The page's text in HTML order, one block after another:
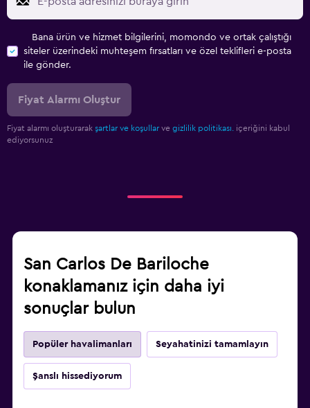
Bana ürün ve hizmet bilgilerini, momondo ve ortak çalıştığı
siteler üzerindeki muhteşem fırsatları ve özel teklifleri e-posta
ile gönder.
Fiyat Alarmı Oluştur
Fiyat alarmı oluşturarak şartlar ve koşullar ve gizlilik politikası. içeriğini kabul
ediyorsunuz
San Carlos De Bariloche
konaklamanız için daha iyi
sonuçlar bulun
Popüler havalimanları Seyahatinizi tamamlayın
Şanslı hissediyorum